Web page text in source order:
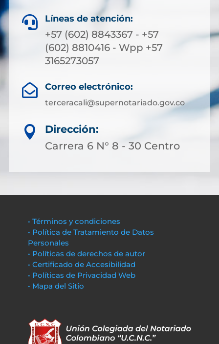
 Líneas de atención:
+57 (602) 8843367 - +57
(602) 8810416 - Wpp +57
3165273057
 Correo electrónico:
terceracali@supernotariado.gov.co

Dirección:
Carrera 6 N° 8 - 30 Centro
• Términos y condiciones
• Política de Tratamiento de Datos
Personales
• Políticas de derechos de autor
• Certificado de Accesibilidad
• Políticas de Privacidad Web
• Mapa del Sitio